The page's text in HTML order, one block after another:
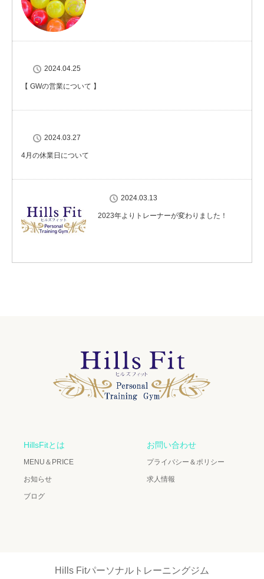
2024.04.25
【 GWの営業について 】
2024.03.27
4月の休業日について
2024.03.13
2023年よりトレーナーが変わりました！
HillsFitとは
MENU＆PRICE
お知らせ
ブログ
お問い合わせ
プライバシー＆ポリシー
求人情報
Hills Fitパーソナルトレーニングジム